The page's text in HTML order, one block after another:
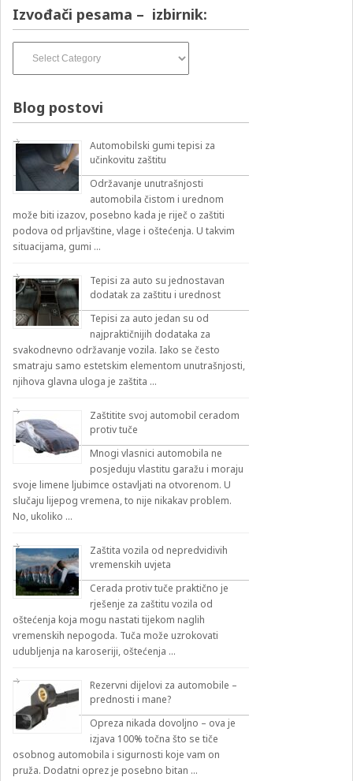
Izvođači pesama – izbirnik:
pesama
Blog postovi
Automobilski gumi tepisi za
učinkovitu zaštitu
Održavanje unutrašnjosti
automobila čistom i urednom
može biti izazov, posebno kada je riječ o zaštiti
podova od prljavštine, vlage i oštećenja. U takvim
situacijama, gumi …
Tepisi za auto su jednostavan
dodatak za zaštitu i urednost
Tepisi za auto jedan su od
najpraktičnijih dodataka za
svakodnevno održavanje vozila. Iako se često
smatraju samo estetskim elementom unutrašnjosti,
njihova glavna uloga je zaštita …
Zaštitite svoj automobil ceradom
protiv tuče
Mnogi vlasnici automobila ne
posjeduju vlastitu garažu i moraju
svoje limene ljubimce ostavljati na otvorenom. U
slučaju lijepog vremena, to nije nikakav problem.
No, ukoliko …
Zaštita vozila od nepredvidivih
vremenskih uvjeta
Cerada protiv tuče praktično je
rješenje za zaštitu vozila od
oštećenja koja mogu nastati tijekom naglih
vremenskih nepogoda. Tuča može uzrokovati
udubljenja na karoseriji, oštećenja …
Rezervni dijelovi za automobile –
prednosti i mane?
Opreza nikada dovoljno – ova je
izjava 100% točna što se tiče
osobnog automobila i sigurnosti koje vam on
pruža. Dodatni oprez je posebno bitan …